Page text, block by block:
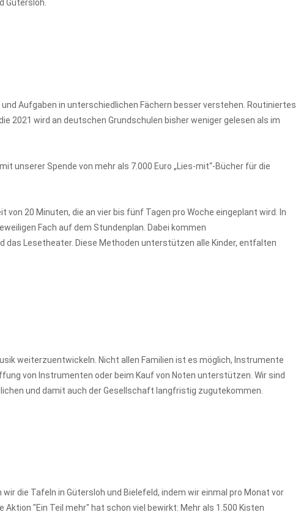
Gütersloh.
Aufgaben in unterschiedlichen Fächern besser verstehen. Routiniertes
2021 wird an deutschen Grundschulen bisher weniger gelesen als im
unserer Spende von mehr als 7.000 Euro „Lies-mit“-Bücher für die
20 Minuten, die an vier bis fünf Tagen pro Woche eingeplant wird. In
Fach auf dem Stundenplan. Dabei kommen
das Lesetheater. Diese Methoden unterstützen alle Kinder, entfalten
weiterzuentwickeln. Nicht allen Familien ist es möglich, Instrumente
von Instrumenten oder beim Kauf von Noten unterstützen. Wir sind
und damit auch der Gesellschaft langfristig zugutekommen.
die Tafeln in Gütersloh und Bielefeld, indem wir einmal pro Monat vor
"Ein Teil mehr" hat schon viel bewirkt: Mehr als 1.500 Kisten